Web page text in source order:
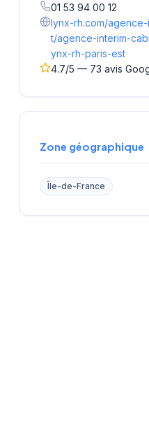
01 53 94 00 12
lynx-rh.com/
t/agence-interim-
ynx-rh-paris-est
4.7/5 — 73 avis
Zone géographique
Île-de-France